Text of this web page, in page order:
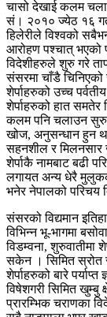
चासो देखाई कलम
सं। २०१० ज्येठ १६ गते
हिलेरीले विश्वको
आरोहण पश्चात् भएको
विदेशीहरुले शुरु गरे
संसरमा चाँडै
शेर्पाहरुको उच्च
शेर्पाहरुको हात समतेर
कलम पनि चलाउन सुरु
खोज, अनुसन्धान हुन
सहनशील र मिलनसार
शेर्पाकै नामबाट बढी
लगायत अन्य धेरै
भनेर नेपालको परिचय
संसरको विद्यमान
विभिन्न भू-भागमा
विडम्वना, शुरुवातीमा
सकेन । सिमित स्रोत
शेर्पाहरुको बारे
विषेशगरी सिमित खुम्बु
प्रारम्भिक चराणका